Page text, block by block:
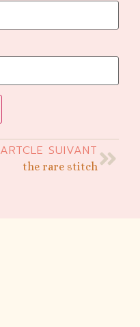
ARTCLE SUIVANT
the rare stitch